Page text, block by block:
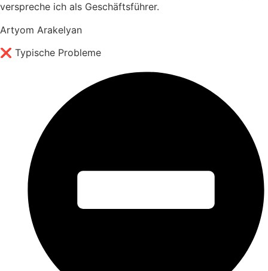
verspreche ich als Geschäftsführer.
Artyom Arakelyan
❌ Typische Probleme